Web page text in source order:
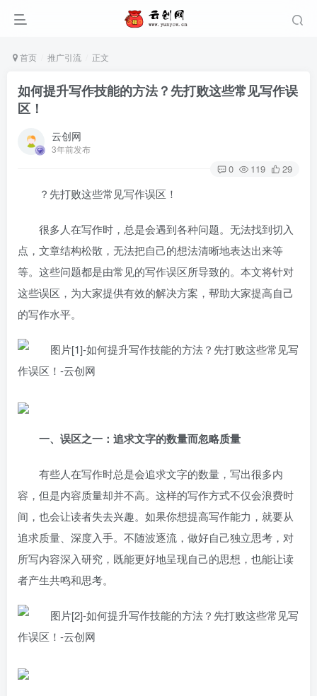
首页 推广引流 正文
如何提升写作技能的方法？先打败这些常见写作误
区！
云创网
3年前发布
0 119 29
？先打败这些常见写作误区！
很多人在写作时，总是会遇到各种问题。无法找到切入
点，文章结构松散，无法把自己的想法清晰地表达出来等
等。这些问题都是由常见的写作误区所导致的。本文将针对
这些误区，为大家提供有效的解决方案，帮助大家提高自己
的写作水平。
一、误区之一：追求文字的数量而忽略质量
有些人在写作时总是会追求文字的数量，写出很多内
容，但是内容质量却并不高。这样的写作方式不仅会浪费时
间，也会让读者失去兴趣。如果你想提高写作能力，就要从
追求质量、深度入手。不随波逐流，做好自己独立思考，对
所写内容深入研究，既能更好地呈现自己的思想，也能让读
者产生共鸣和思考。